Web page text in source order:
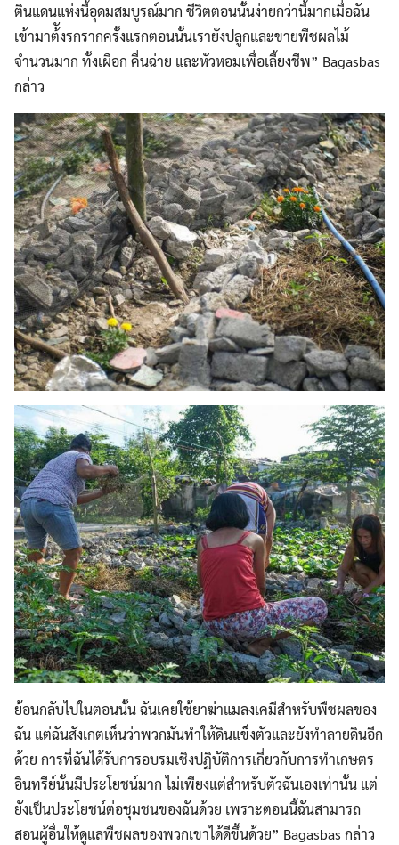
ตินแดนแห่งนี้อุดมสมบูรณ์มาก ชีวิตตอนนั้นง่ายกว่านี้มากเมื่อฉัน
เข้ามาต้ังรกรากครั้งแรกตอนนั้นเรายังปลูกและขายพืชผลไม้
จำนวนมาก ทั้งเผือก คื่นฉ่าย และหัวหอมเพื่อเลี้ยงชีพ” Bagasbas
กล่าว
ย้อนกลับไปในตอนนั้น ฉันเคยใช้ยาฆ่าแมลงเคมีสำหรับพืชผลของ
ฉัน แต่ฉันสังเกตเห็นว่าพวกมันทำให้ดินแข็งตัวและยังทำลายดินอีก
ด้วย การที่ฉันได้รับการอบรมเชิงปฏิบัติการเกี่ยวกับการทำเกษตร
อินทรีย์นั้นมีประโยชน์มาก ไม่เพียงแต่สำหรับตัวฉันเองเท่านั้น แต่
ยังเป็นประโยชน์ต่อชุมชนของฉันด้วย เพราะตอนนี้ฉันสามารถ
สอนผู้อื่นให้ดูแลพืชผลของพวกเขาได้ดีขึ้นด้วย” Bagasbas กล่าว